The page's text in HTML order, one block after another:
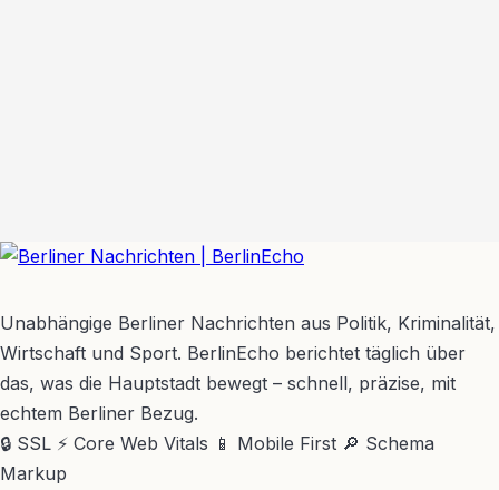
Unabhängige Berliner Nachrichten aus Politik, Kriminalität,
Wirtschaft und Sport. BerlinEcho berichtet täglich über
das, was die Hauptstadt bewegt – schnell, präzise, mit
echtem Berliner Bezug.
🔒 SSL ⚡ Core Web Vitals 📱 Mobile First 🔎 Schema
Markup